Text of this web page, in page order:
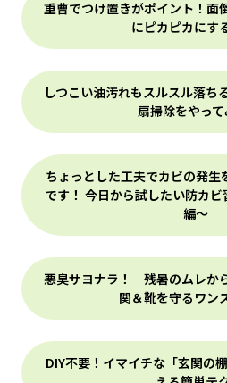
重曹でつけ置きがポイント！面
にピカピカにす
しつこい油汚れもスルスル落ち
扇掃除をやっ
ちょっとした工夫でカビの発生
です！ 今日から試したい防カ
編～
悪臭サヨナラ！ 残暑のムレか
関＆靴を守るワン
DIY不要！イマイチな「玄関の